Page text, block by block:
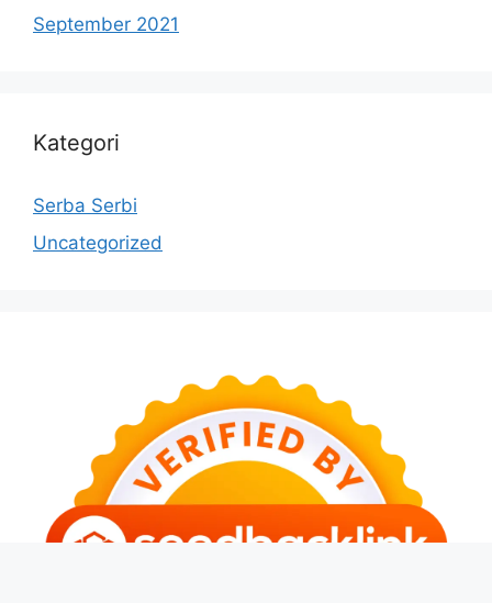
September 2021
Kategori
Serba Serbi
Uncategorized